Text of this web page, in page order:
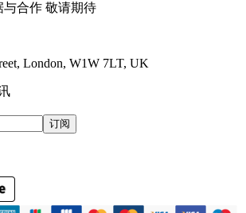
与合作 敬请期待
London, W1W 7LT, UK
订阅